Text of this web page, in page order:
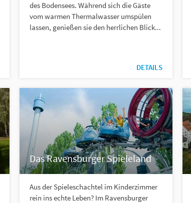
des Bodensees. Während sich die Gäste
vom warmen Thermalwasser umspülen
lassen, genießen sie den herrlichen Blick...
DETAILS
Das Ravensburger Spieleland
Aus der Spieleschachtel im Kinderzimmer
rein ins echte Leben? Im Ravensburger